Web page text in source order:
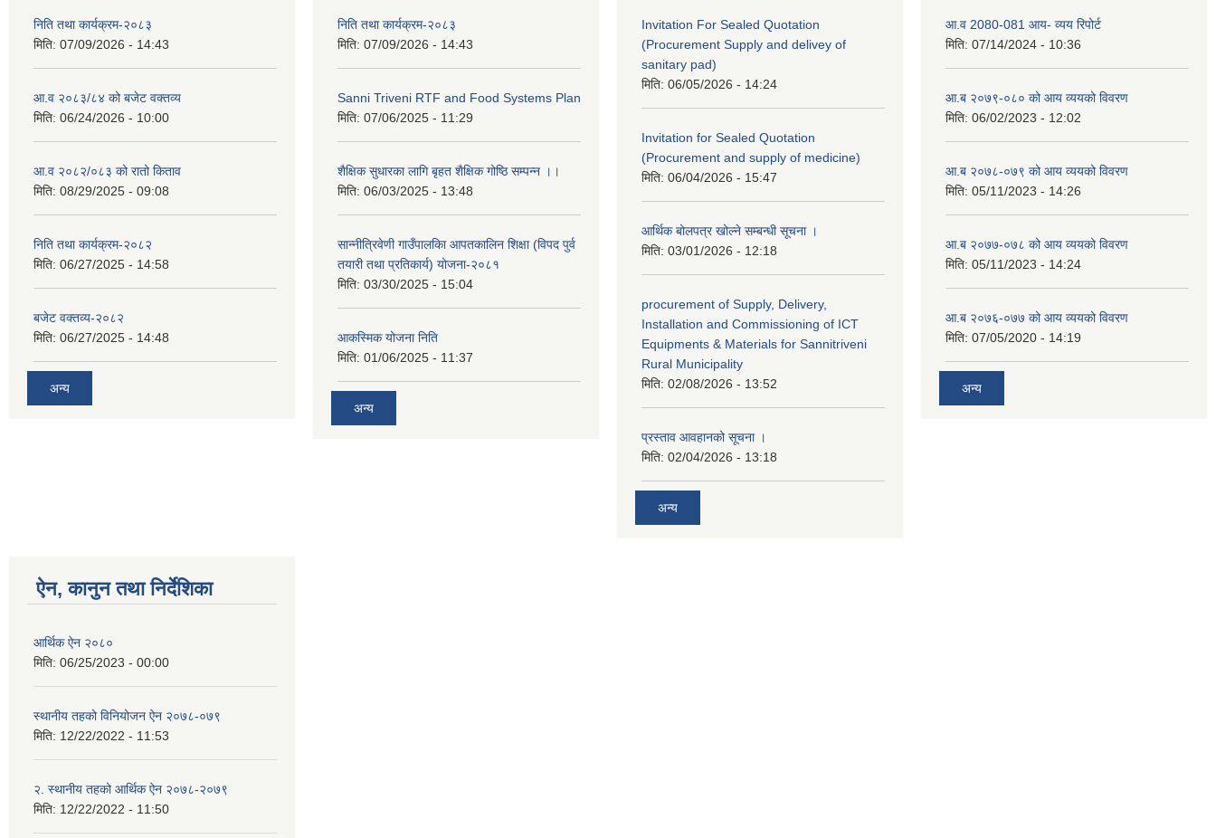
निति तथा कार्यक्रम-२०८३
मिति: 07/09/2026 - 14:43
आ.व २०८३/८४ को बजेट वक्तव्य
मिति: 06/24/2026 - 10:00
आ.व २०८२/०८३ को रातो किताव
मिति: 08/29/2025 - 09:08
निति तथा कार्यक्रम-२०८२
मिति: 06/27/2025 - 14:58
बजेट वक्तव्य-२०८२
मिति: 06/27/2025 - 14:48
अन्य
निति तथा कार्यक्रम-२०८३
मिति: 07/09/2026 - 14:43
Sanni Triveni RTF and Food Systems Plan
मिति: 07/06/2025 - 11:29
शैक्षिक सुधारका लागि बृहत शैक्षिक गोष्ठि सम्पन्न ।।
मिति: 06/03/2025 - 13:48
सान्नीत्रिवेणी गाउँपालकिा आपतकालिन शिक्षा (विपद पुर्व
तयारी तथा प्रतिकार्य) योजना-२०८१
मिति: 03/30/2025 - 15:04
आकस्मिक योजना निति
मिति: 01/06/2025 - 11:37
अन्य
Invitation For Sealed Quotation
(Procurement Supply and delivey of
sanitary pad)
मिति: 06/05/2026 - 14:24
Invitation for Sealed Quotation
(Procurement and supply of medicine)
मिति: 06/04/2026 - 15:47
आर्थिक बोलपत्र खोल्ने सम्बन्धी सूचना ।
मिति: 03/01/2026 - 12:18
procurement of Supply, Delivery,
Installation and Commissioning of ICT
Equipments & Materials for Sannitriveni
Rural Municipality
मिति: 02/08/2026 - 13:52
प्रस्ताव आवहानको सूचना ।
मिति: 02/04/2026 - 13:18
अन्य
आ.व 2080-081 आय- व्यय रिपोर्ट
मिति: 07/14/2024 - 10:36
आ.ब २०७९-०८० को आय व्ययको विवरण
मिति: 06/02/2023 - 12:02
आ.ब २०७८-०७९ को आय व्ययको विवरण
मिति: 05/11/2023 - 14:26
आ.ब २०७७-०७८ को आय व्ययको विवरण
मिति: 05/11/2023 - 14:24
आ.ब २०७६-०७७ को आय व्ययको विवरण
मिति: 07/05/2020 - 14:19
अन्य
ऐन, कानुन तथा निर्देशिका
आर्थिक ऐन २०८०
मिति: 06/25/2023 - 00:00
स्थानीय तहको विनियोजन ऐन २०७८-०७९
मिति: 12/22/2022 - 11:53
२. स्थानीय तहको आर्थिक ऐन २०७८-२०७९
मिति: 12/22/2022 - 11:50